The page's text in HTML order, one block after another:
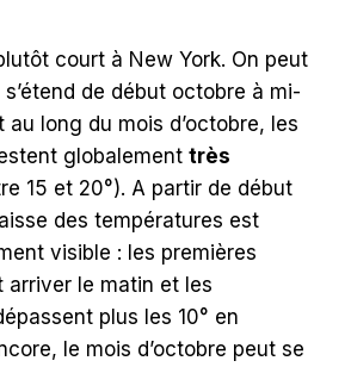
court à New York. On peut
s’étend de début octobre à mi-
au long du mois d’octobre, les
globalement très
15 et 20°). A partir de début
des températures est
visible : les premières
arriver le matin et les
plus les 10° en
le mois d’octobre peut se